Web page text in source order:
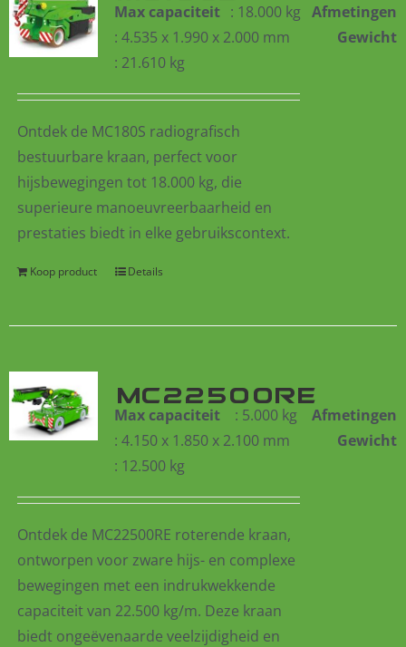
Max capaciteit : 18.000 kg Afmetingen
: 4.535 x 1.990 x 2.000 mm
Gewicht
: 21.610 kg
Ontdek de MC180S radiografisch
bestuurbare kraan, perfect voor
hijsbewegingen tot 18.000 kg, die
superieure manoeuvreerbaarheid en
prestaties biedt in elke gebruikscontext.
Koop product Details
MC22500RE
Max capaciteit : 5.000 kg
Afmetingen
: 4.150 x 1.850 x 2.100 mm
Gewicht
: 12.500 kg
Ontdek de MC22500RE roterende kraan,
ontworpen voor zware hijs- en complexe
bewegingen met een indrukwekkende
capaciteit van 22.500 kg/m. Deze kraan
biedt ongeëvenaarde veelzijdigheid en